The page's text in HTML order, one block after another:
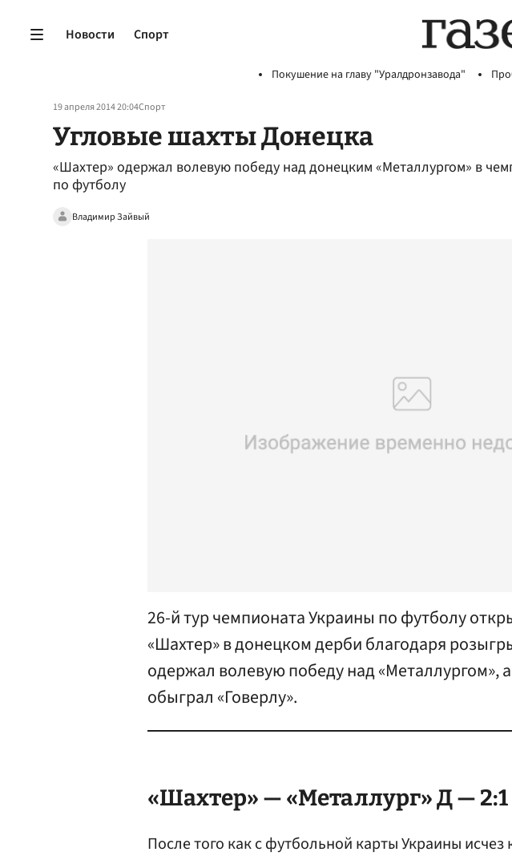
Новости Спорт
Покушение на главу "Уралдронзавода"
19 апреля 2014 20:04Спорт
Угловые шахты Донецка
«Шахтер» одержал волевую победу над донецким «Металлургом» в
по футболу
Владимир Зайвый
26-й тур чемпионата Украины по футболу
«Шахтер» в донецком дерби благодаря
одержал волевую победу над «Металлургом»,
обыграл «Говерлу».
«Шахтер» — «Металлург» Д — 2:1
После того как с футбольной карты Украины исчез